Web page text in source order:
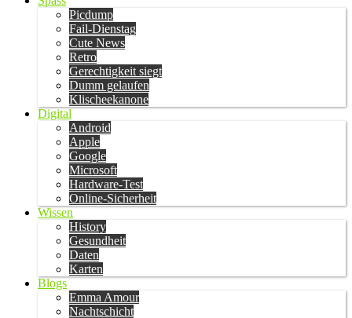
Picdump
Fail-Dienstag
Cute News
Retro
Gerechtigkeit siegt
Dumm gelaufen
Klischeekanone
Digital
Android
Apple
Google
Microsoft
Hardware-Test
Online-Sicherheit
Wissen
History
Gesundheit
Daten
Karten
Blogs
Emma Amour
Nachtschicht